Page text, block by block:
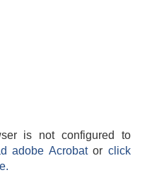
is not configured to
adobe Acrobatorclick